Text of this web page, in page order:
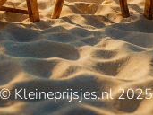
© Kleineprijsjes.nl 2025